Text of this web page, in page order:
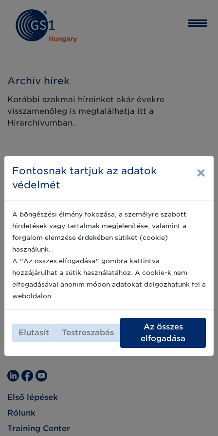
Archív hírek
Korábbi szakmai híreinket akár évekre
visszamenőleg is megtalálhatja itt a
Hírarchívumban.
Első lépések
Rólunk
Training Center
Fontosnak tartjuk az adatok
védelmét
×
A böngészési élmény fokozása, a személyre szabott
hirdetések vagy tartalmak megjelenítése, valamint a
forgalom elemzése érdekében sütiket (cookie)
használunk.
A "Az összes elfogadása" gombra kattintva
hozzájárulhat a sütik használatához. A cookie-k nem
elfogadásával anonim módon adatokat dolgozhatunk fel a
weboldalon.
Elutasít Testreszabás
Az összes
elfogadása